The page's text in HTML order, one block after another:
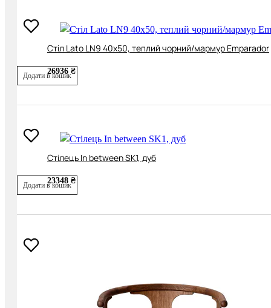
Cтіл Lato LN9 40х50, теплий чорний/мармур Emparador
26936 ₴
Додати в кошик
Cтілець In between SK1, дуб
23348 ₴
Додати в кошик